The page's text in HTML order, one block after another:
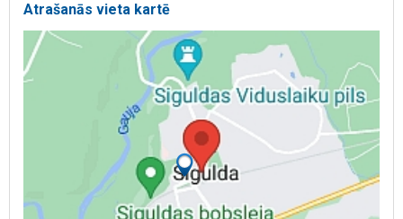
Atrašanās vieta kartē